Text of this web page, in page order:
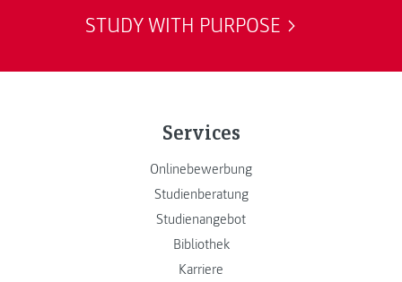
STUDY WITH PURPOSE
Services
Onlinebewerbung
Studienberatung
Studienangebot
Bibliothek
Karriere